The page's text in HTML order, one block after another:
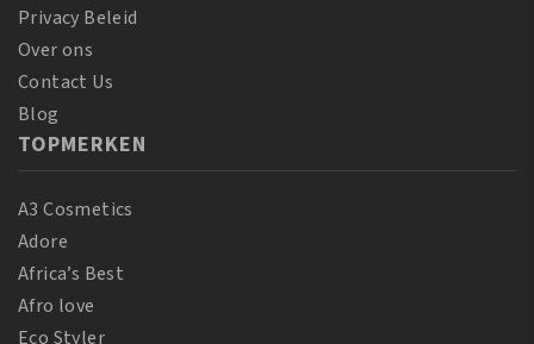
Privacy Beleid
Over ons
Contact Us
Blog
TOPMERKEN
A3 Cosmetics
Adore
Africa’s Best
Afro love
Eco Styler